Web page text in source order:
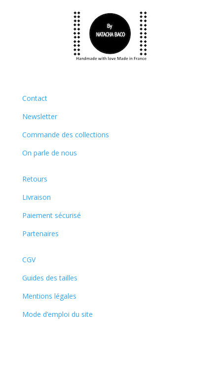
Contact
Newsletter
Commande des collections
On parle de nous
Retours
Livraison
Paiement sécurisé
Partenaires
CGV
Guides des tailles
Mentions légales
Mode d’emploi du site